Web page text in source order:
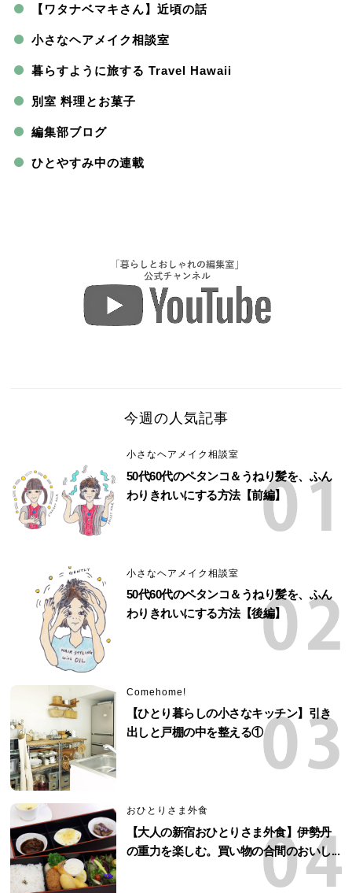
【ワタナベマキさん】近頃の話
小さなヘアメイク相談室
暮らすように旅する Travel Hawaii
別室 料理とお菓子
編集部ブログ
ひとやすみ中の連載
今週の人気記事
小さなヘアメイク相談室
50代60代のペタンコ＆うねり髪を、ふん
わりきれいにする方法【前編】
小さなヘアメイク相談室
50代60代のペタンコ＆うねり髪を、ふん
わりきれいにする方法【後編】
Comehome!
【ひとり暮らしの小さなキッチン】引き
出しと戸棚の中を整える①
おひとりさま外食
【大人の新宿おひとりさま外食】伊勢丹
の重力を楽しむ。買い物の合間のおいし...